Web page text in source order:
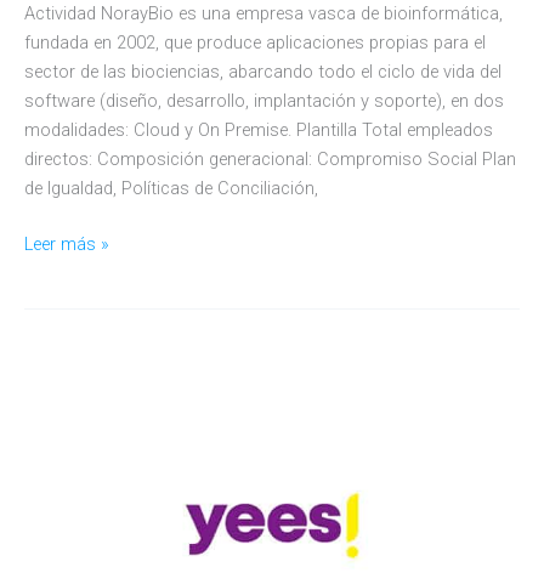
Actividad NorayBio es una empresa vasca de bioinformática,
fundada en 2002, que produce aplicaciones propias para el
sector de las biociencias, abarcando todo el ciclo de vida del
software (diseño, desarrollo, implantación y soporte), en dos
modalidades: Cloud y On Premise. Plantilla Total empleados
directos: Composición generacional: Compromiso Social Plan
de Igualdad, Políticas de Conciliación,
NORAYBIO
Leer más »